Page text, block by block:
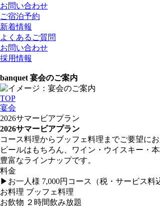
お問い合わせ
ご宿泊予約
新着情報
よくあるご質問
お問い合わせ
採用情報
banquet 宴会のご案内
TOP
宴会
2026サマービアプラン
2026サマービアプラン
コース料理からブッフェ料理までご要望にお
ビールはもちろん、ワイン・ウイスキー・
豊富なラインナップです。
料金
▶︎お一人様 7,000円コース（税・サービス料
お料理 ブッフェ料理
お飲物 ２時間飲み放題